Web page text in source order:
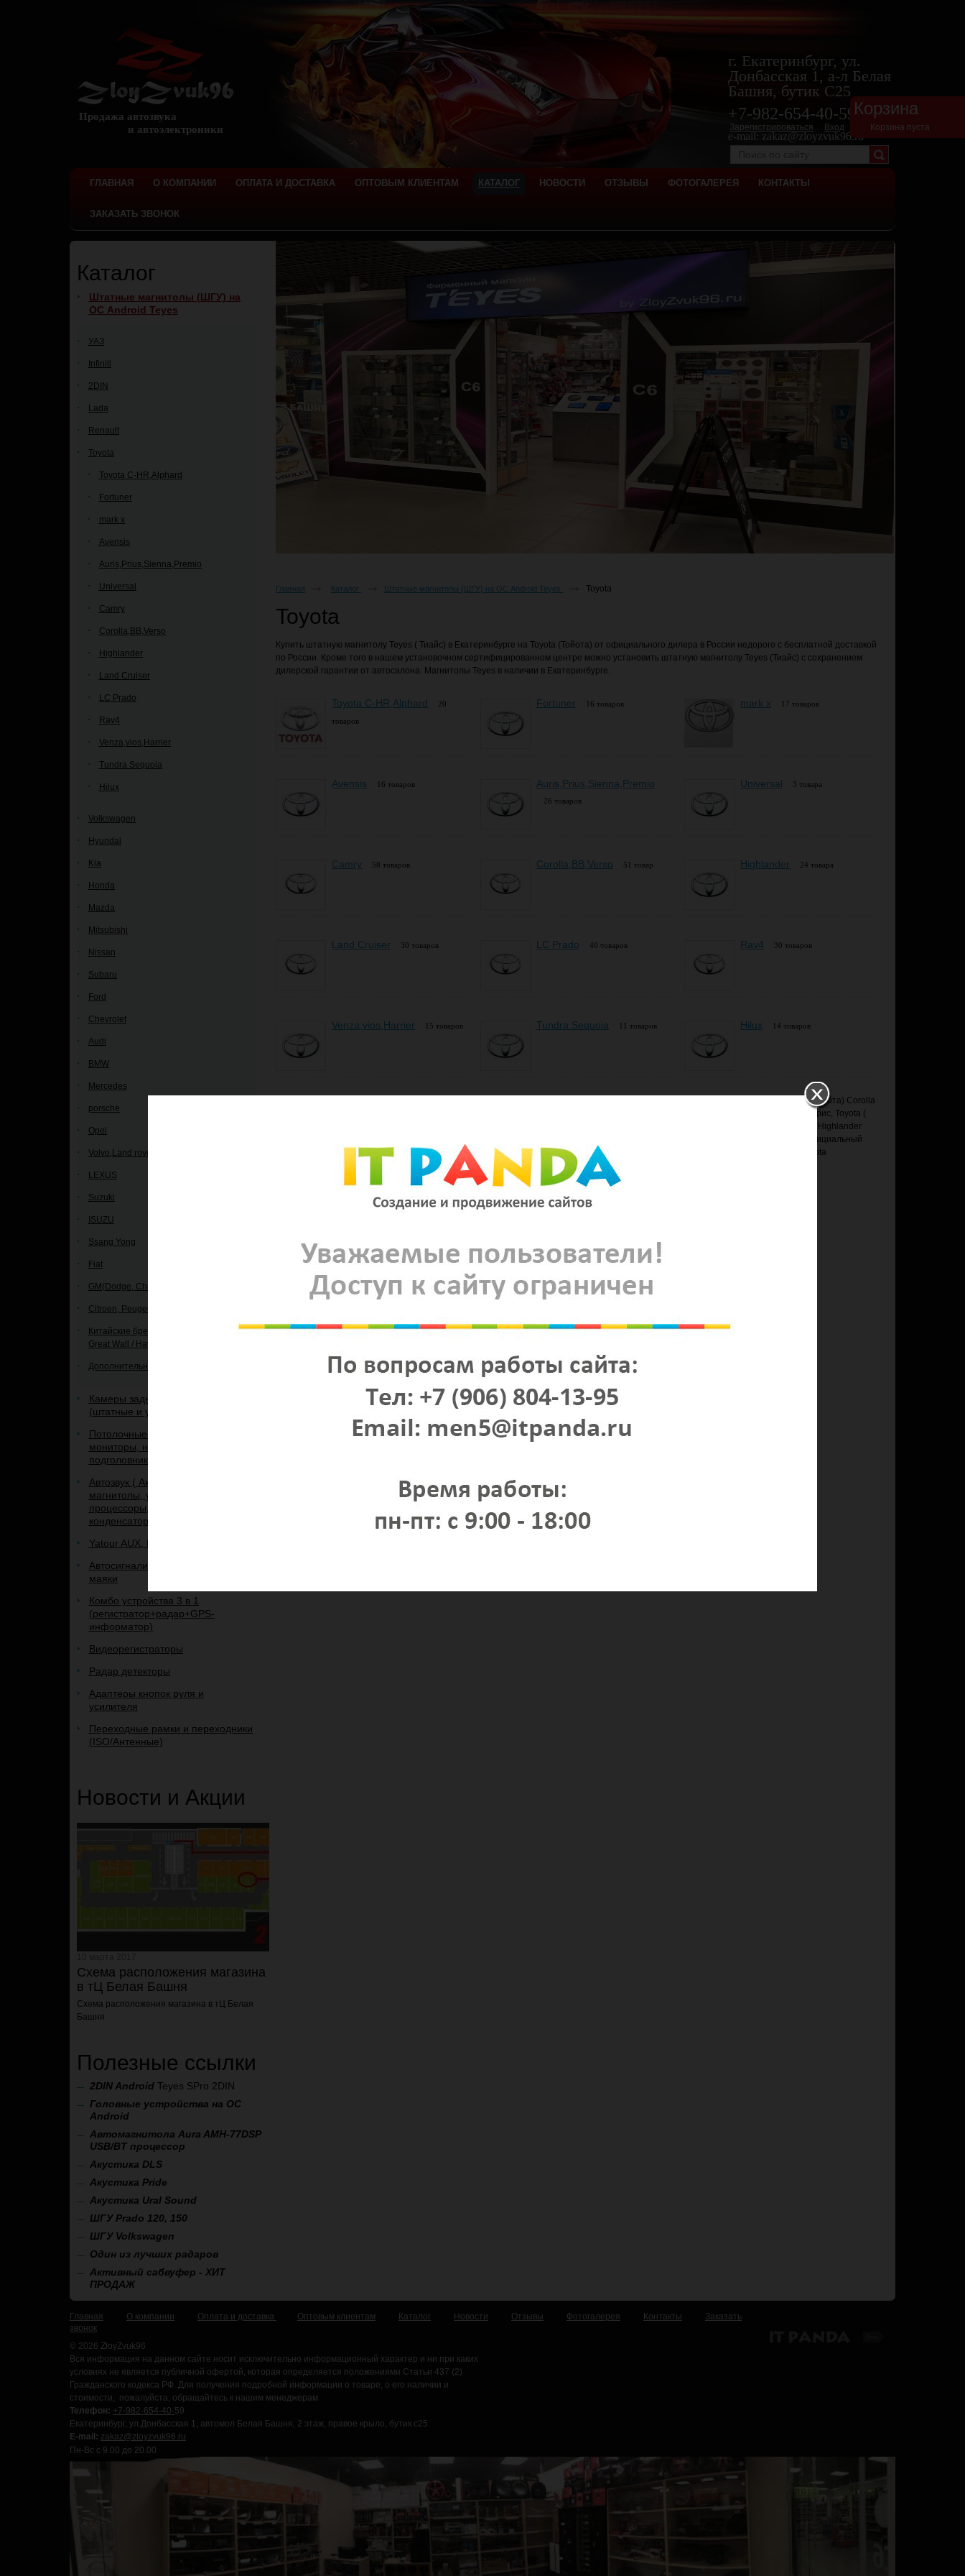
Зарегистрироваться Вход
г. Екатеринбург, ул.
Донбасская 1, а-л Белая
Башня, бутик С25
+7-982-654-40-59
e-mail: zakaz@zloyzvuk96.ru
Продажа автозвука
и автоэлектроники
ГЛАВНАЯ О КОМПАНИИ ОПЛАТА И ДОСТАВКА ОПТОВЫМ КЛИЕНТАМ КАТАЛОГ НОВОСТИ ОТЗЫВЫ ФОТОГАЛЕРЕЯ КОНТАКТЫ
ЗАКАЗАТЬ ЗВОНОК
Корзина
Корзина пуста
Каталог
Штатные магнитолы (ШГУ) на
ОС Android Teyes
УАЗ
Infiniti
2DIN
Lada
Renault
Toyota
Toyota C-HR,Alphard
Fortuner
mark x
Avensis
Auris,Prius,Sienna,Premio
Universal
Camry
Corolla,BB,Verso
Highlander
Land Cruiser
LC Prado
Rav4
Venza,vios,Harrier
Tundra Sequoia
Hilux
Volkswagen
Hyundai
Kia
Honda
Mazda
Mitsubishi
Nissan
Subaru
Ford
Chevrolet
Audi
BMW
Mercedes
porsche
Opel
Volvo,Land rover
LEXUS
Suzuki
ISUZU
Ssang Yong
Fiat
GM(Dodge, Chrysler, Jeep)
Citroen, Peugeot
Китайские бренды: Zotye, Chery, Lifan,
Great Wall / Haval и др.
Дополнительное оборудование
Камеры заднего и переднего вида
(штатные и универсальные)
Потолочные мониторы и
мониторы, на панель и
подголовник.
Автозвук ( Акустика, сабвуферы,
магнитолы, усилители,
процессоры, кабель,
конденсаторы, рамки, и др.)
Yatour AUX, IPOD, USB адаптеры
Автосигнализации, брелоки к ним,
маяки
Комбо устройства 3 в 1
(регистратор+радар+GPS-
информатор)
Видеорегистраторы
Радар детекторы
Адаптеры кнопок руля и
усилителя
Переходные рамки и переходники
(ISO/Антенные)
Новости и Акции
Схема расположения магазина
в тЦ Белая Башня
Схема расположения магазина в тЦ Белая
Башня
Полезные ссылки
2DIN Android Teyes SPro 2DIN
Головные устройства на ОС
Android
Автомагнитола Aura AMH-77DSP
USB/BT процессор
Акустика DLS
Акустика Pride
Акустика Ural Sound
ШГУ Prado 120, 150
ШГУ Volkswagen
Один из лучших радаров
Активный сабвуфер - ХИТ
ПРОДАЖ
Главная Каталог Штатные магнитолы (ШГУ) на ОС Android Teyes Toyota
Toyota
Купить штатную магнитолу Teyes ( Тиайс) в Екатеринбурге на Toyota (Тойота) от официального дилера в России недорого с бесплатной доставкой
по России. Кроме того в нашем установочном сертифицированном центре можно установить штатную магнитолу Teyes (Тиайс) с сохранением
дилерской гарантии от автосалона. Магнитолы Teyes в наличии в Екатеринбурге.
Toyota C-HR,Alphard
20
товаров
Fortuner 16 товаров mark x 17 товаров
Avensis 16 товаров Auris,Prius,Sienna,Premio
26 товаров
Universal 3 товара
Camry 58 товаров Corolla,BB,Verso 51 товар Highlander 24 товара
Land Cruiser 30 товаров LC Prado 40 товаров Rav4 30 товаров
Venza,vios,Harrier 15 товаров Tundra Sequoia 11 товаров Hilux 14 товаров
Купить штатную магнитолу ( штатное головное устройство) Teyes (Тайс) и Letrun (Летран) в Екатеринбурге на автомобиль Toyota ( Тойота) Corolla
Королла 120 150 180 210, Toyota ( Тойота) Камри Camry V40 V50 V55 V70, Toyota ( Тойота) Avensis Авенсис, Toyota ( Тойота) Auris Аурис, Toyota (
Тойота) Rav 4 Рав 4, Toyota ( Тойота) Land Cruiser Лэнд Круизер 100 200, Toyota ( Тойота) Prado Прадо 120 150 180, Toyota ( Тойота) Highlander
Хайлэндер, Toyota ( Тойота) Hilux Хайлюкс, Toyota ( Тойота) Fortunet Форчунер по выгодной (лучшей) цене (недорого) в наличии. Официальный
дилер Teyes (Тиайс) и Letrun (Летран) Екатеринбург. Купить штатное головное устройство (магнитолу на ОС Android) на Тойоту Toyota
Екатеринбург. Андроид магнитола Teyes на Тойоту ( Toyota) в Екб по низкой цене.
Главная О компании Оплата и доставка Оптовым клиентам Каталог Новости Отзывы Фотогалерея Контакты
Заказать
звонок
© 2026 ZloyZvuk96
Вся информация на данном сайте носит исключительно информационный характер и ни при каких
условиях не является публичной офертой, которая определяется положениями Статьи 437 (2)
Гражданского кодекса РФ. Для получения подробной информации о товаре, о его наличии и
стоимости, пожалуйста, обращайтесь к нашим менеджерам
Телефон: +7-982-654-40-59
Екатеринбург, ул.Донбасская 1, автомол Белая Башня, 2 этаж, правое крыло, бутик с25.
E-mail: zakaz@zloyzvuk96.ru
Пн-Вс с 9.00 до 20.00